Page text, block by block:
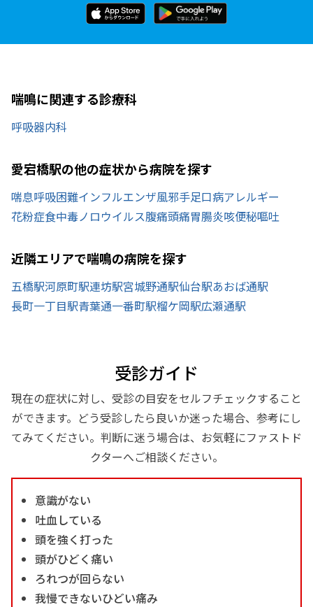
喘鳴に関連する診療科
呼吸器内科
愛宕橋駅の他の症状から病院を探す
喘息呼吸困難インフルエンザ風邪手足口病アレルギー
花粉症食中毒ノロウイルス腹痛頭痛胃腸炎咳便秘嘔吐
近隣エリアで喘鳴の病院を探す
五橋駅河原町駅連坊駅宮城野通駅仙台駅あおば通駅
長町一丁目駅青葉通一番町駅榴ケ岡駅広瀬通駅
受診ガイド
現在の症状に対し、受診の目安をセルフチェックすること
ができます。どう受診したら良いか迷った場合、参考にし
てみてください。判断に迷う場合は、お気軽にファストド
クターへご相談ください。
意識がない
吐血している
頭を強く打った
頭がひどく痛い
ろれつが回らない
我慢できないひどい痛み